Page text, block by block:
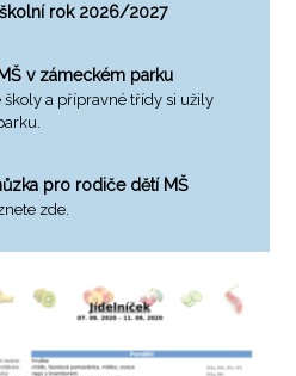
rok 2026/2027
v zámeckém parku
školy a přípravné třídy si užily
pro rodiče dětí MŠ
zde.